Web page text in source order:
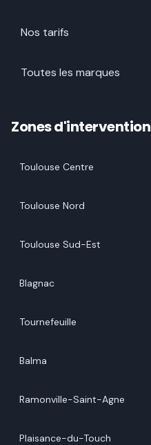
Nos tarifs
Toutes les marques
Zones d'intervention
Toulouse Centre
Toulouse Nord
Toulouse Sud-Est
Blagnac
Tournefeuille
Balma
Ramonville-Saint-Agne
Plaisance-du-Touch